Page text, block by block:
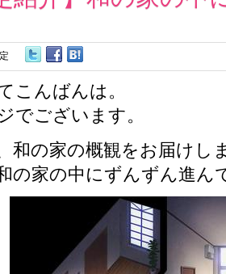
こんばんは。
でございます。
和の家の概観をお届けし
の家の中にずんずん進ん